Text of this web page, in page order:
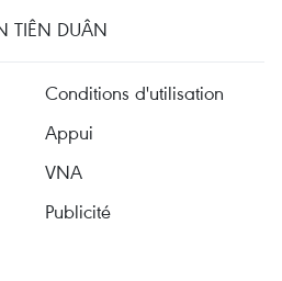
TIÊN DUÂN
Conditions d'utilisation
Appui
VNA
Publicité